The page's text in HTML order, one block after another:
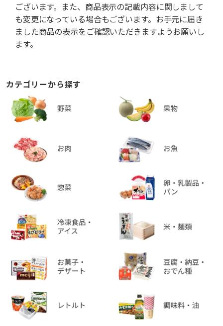
ございます。また、商品表示の記載内容に関しまして
も変更になっている場合もございます。お手元に届き
ました商品の表示をご確認いただきますようお願いし
ます。
カテゴリーから探す